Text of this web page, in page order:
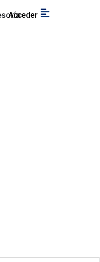
Acceder